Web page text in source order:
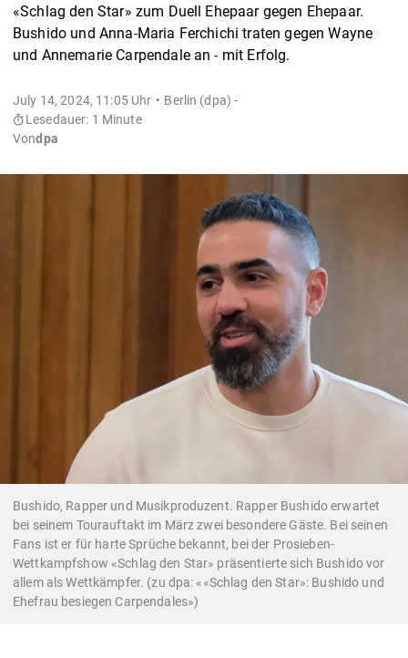
«Schlag den Star» zum Duell Ehepaar gegen Ehepaar.
Bushido und Anna-Maria Ferchichi traten gegen Wayne
und Annemarie Carpendale an - mit Erfolg.
July 14, 2024, 11:05 Uhr
Berlin (dpa) -
Lesedauer: 1 Minute
Vondpa
Bushido, Rapper und Musikproduzent. Rapper Bushido erwartet
bei seinem Tourauftakt im März zwei besondere Gäste. Bei seinen
Fans ist er für harte Sprüche bekannt, bei der Prosieben-
Wettkampfshow «Schlag den Star» präsentierte sich Bushido vor
allem als Wettkämpfer. (zu dpa: ««Schlag den Star»: Bushido und
Ehefrau besiegen Carpendales»)